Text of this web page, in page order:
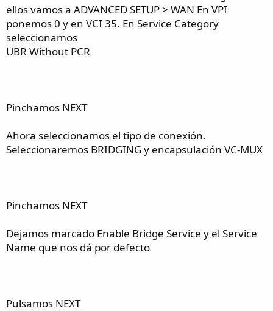
ellos vamos a ADVANCED SETUP > WAN En VPI
ponemos 0 y en VCI 35. En Service Category
seleccionamos
UBR Without PCR
Pinchamos NEXT
Ahora seleccionamos el tipo de conexión.
Seleccionaremos BRIDGING y encapsulación VC-MUX
Pinchamos NEXT
Dejamos marcado Enable Bridge Service y el Service
Name que nos dá por defecto
Pulsamos NEXT